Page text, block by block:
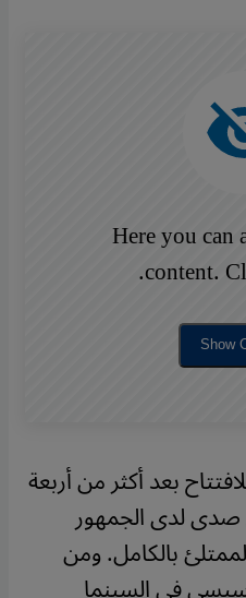
Here you can
content.
Show
بعد أكثر من أربعة
صدى لدى الجمهور
بالكامل. ومن